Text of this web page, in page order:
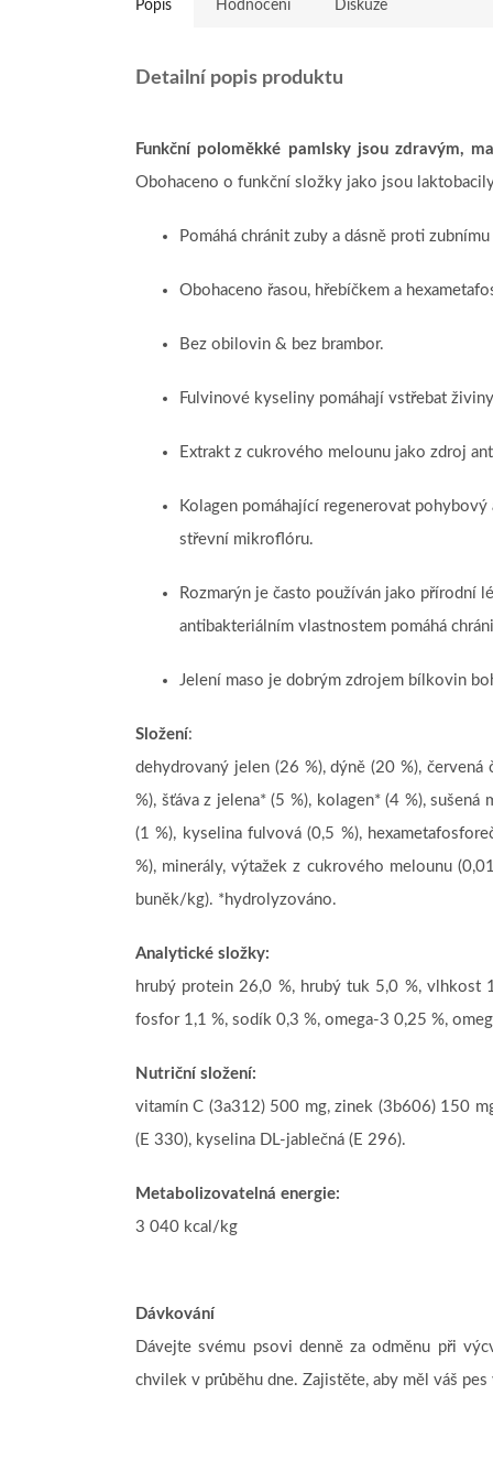
Popis Hodnocení Diskuze
Detailní popis produktu
Funkční poloměkké pamlsky jsou zdravým,
Obohaceno o funkční složky jako jsou
Pomáhá chránit zuby a dásně proti
Obohaceno řasou, hřebíčkem a
Bez obilovin & bez brambor.
Fulvinové kyseliny pomáhají vstřebat
Extrakt z cukrového melounu jako zdroj
Kolagen pomáhající regenerovat
střevní mikroflóru.
Rozmarýn je často používán jako přírodní
antibakteriálním vlastnostem pomáhá
Jelení maso je dobrým zdrojem bílkovin
Složení:
dehydrovaný jelen (26 %), dýně (20 %),
%), šťáva z jelena* (5 %), kolagen* (4 %),
(1 %), kyselina fulvová (0,5 %),
%), minerály, výtažek z cukrového melounu
buněk/kg). *hydrolyzováno.
Analytické složky:
hrubý protein 26,0 %, hrubý tuk 5,0 %, vlhkost
fosfor 1,1 %, sodík 0,3 %, omega-3 0,25 %,
Nutriční složení:
vitamín C (3a312) 500 mg, zinek (3b606) 150
(E 330), kyselina DL-jablečná (E 296).
Metabolizovatelná energie:
3 040 kcal/kg
Dávkování
Dávejte svému psovi denně za odměnu při
chvilek v průběhu dne. Zajistěte, aby měl váš